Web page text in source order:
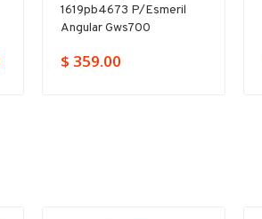
1619pb4673 P/esmeril
Angular Gws700
$ 359.00